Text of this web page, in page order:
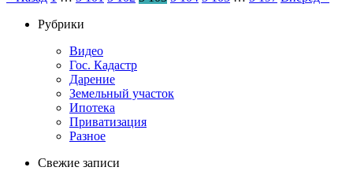
записей
Рубрики
Видео
Гос. Кадастр
Дарение
Земельный участок
Ипотека
Приватизация
Разное
Свежие записи